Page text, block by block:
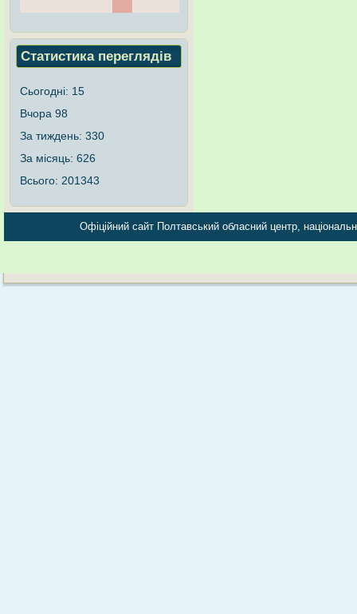
Статистика переглядів
Сьогодні: 15
Вчора 98
За тиждень: 330
За місяць: 626
Всього: 201343
Офіційний сайт Полтавський обласний центр,